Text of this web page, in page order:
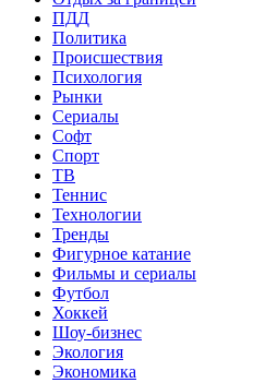
ПДД
Политика
Происшествия
Психология
Рынки
Сериалы
Софт
Спорт
ТВ
Теннис
Технологии
Тренды
Фигурное катание
Фильмы и сериалы
Футбол
Хоккей
Шоу-бизнес
Экология
Экономика